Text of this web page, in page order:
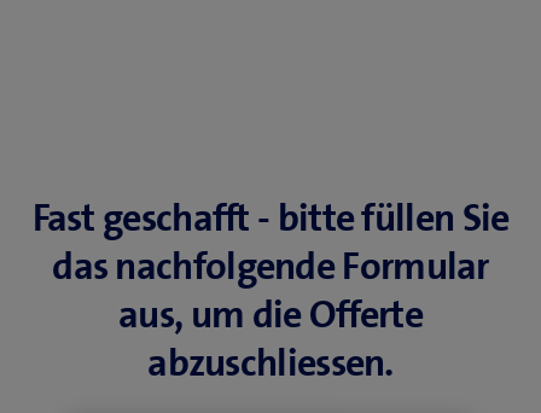
Fast geschafft - bitte füllen Sie
das nachfolgende Formular
aus, um die Offerte
abzuschliessen.